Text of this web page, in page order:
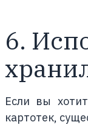
6.
Если вы
картотек,